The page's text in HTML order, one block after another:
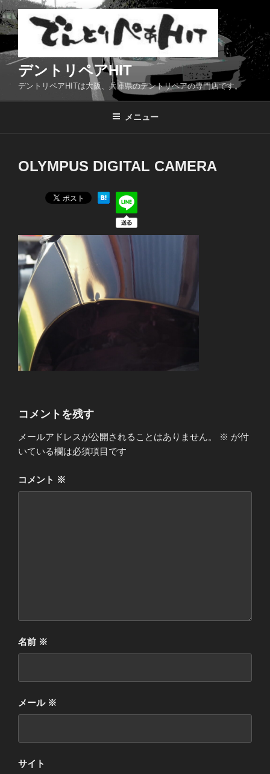
コ
ン
テ
ン
ツ
デントリペアHIT
デントリペアHITは大阪、兵庫県のデントリペアの専門店です。
メニュー
OLYMPUS DIGITAL CAMERA
コメントを残す
メールアドレスが公開されることはありません。 ※ が付
いている欄は必須項目です
コメント ※
名前 ※
メール ※
サイト